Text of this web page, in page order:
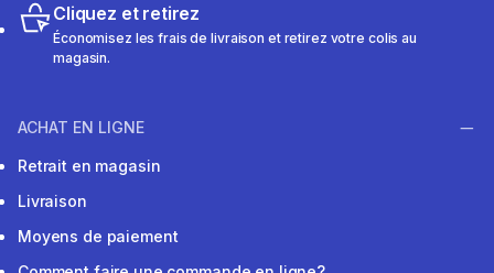
Cliquez et retirez
Économisez les frais de livraison et retirez votre colis au
magasin.
ACHAT EN LIGNE
Retrait en magasin
Livraison
Moyens de paiement